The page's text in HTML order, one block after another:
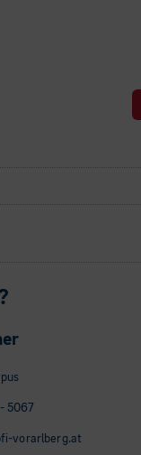
5067
vorarlberg.at